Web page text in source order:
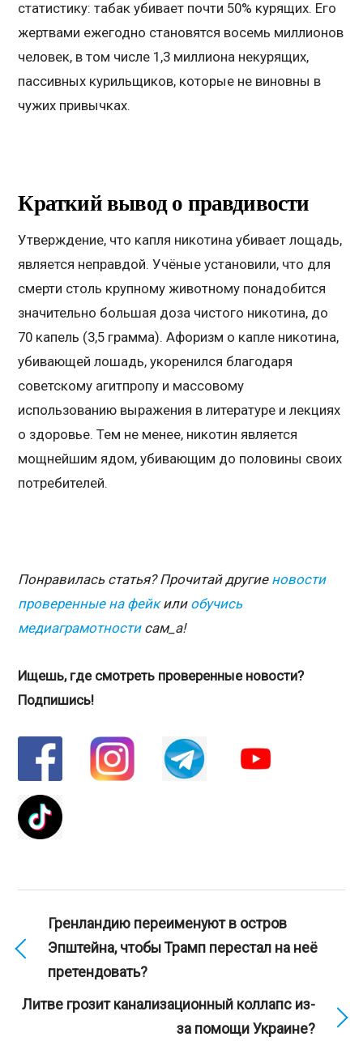
статистику: табак убивает почти 50% курящих. Его
жертвами ежегодно становятся восемь миллионов
человек, в том числе 1,3 миллиона некурящих,
пассивных курильщиков, которые не виновны в
чужих привычках.
Краткий вывод о правдивости
Утверждение, что капля никотина убивает лощадь,
является неправдой. Учёные установили, что для
смерти столь крупному животному понадобится
значительно большая доза чистого никотина, до
70 капель (3,5 грамма). Афоризм о капле никотина,
убивающей лошадь, укоренился благодаря
советскому агитпропу и массовому
использованию выражения в литературе и лекциях
о здоровье. Тем не менее, никотин является
мощнейшим ядом, убивающим до половины своих
потребителей.
Понравилась статья? Прочитай другие новости
проверенные на фейкили обучись
медиаграмотностисам_а!
Ищешь, где смотреть проверенные новости?
Подпишись!
Гренландию переименуют в остров
Эпштейна, чтобы Трамп перестал на неё
претендовать?
Литве грозит канализационный коллапс из-
за помощи Украине?